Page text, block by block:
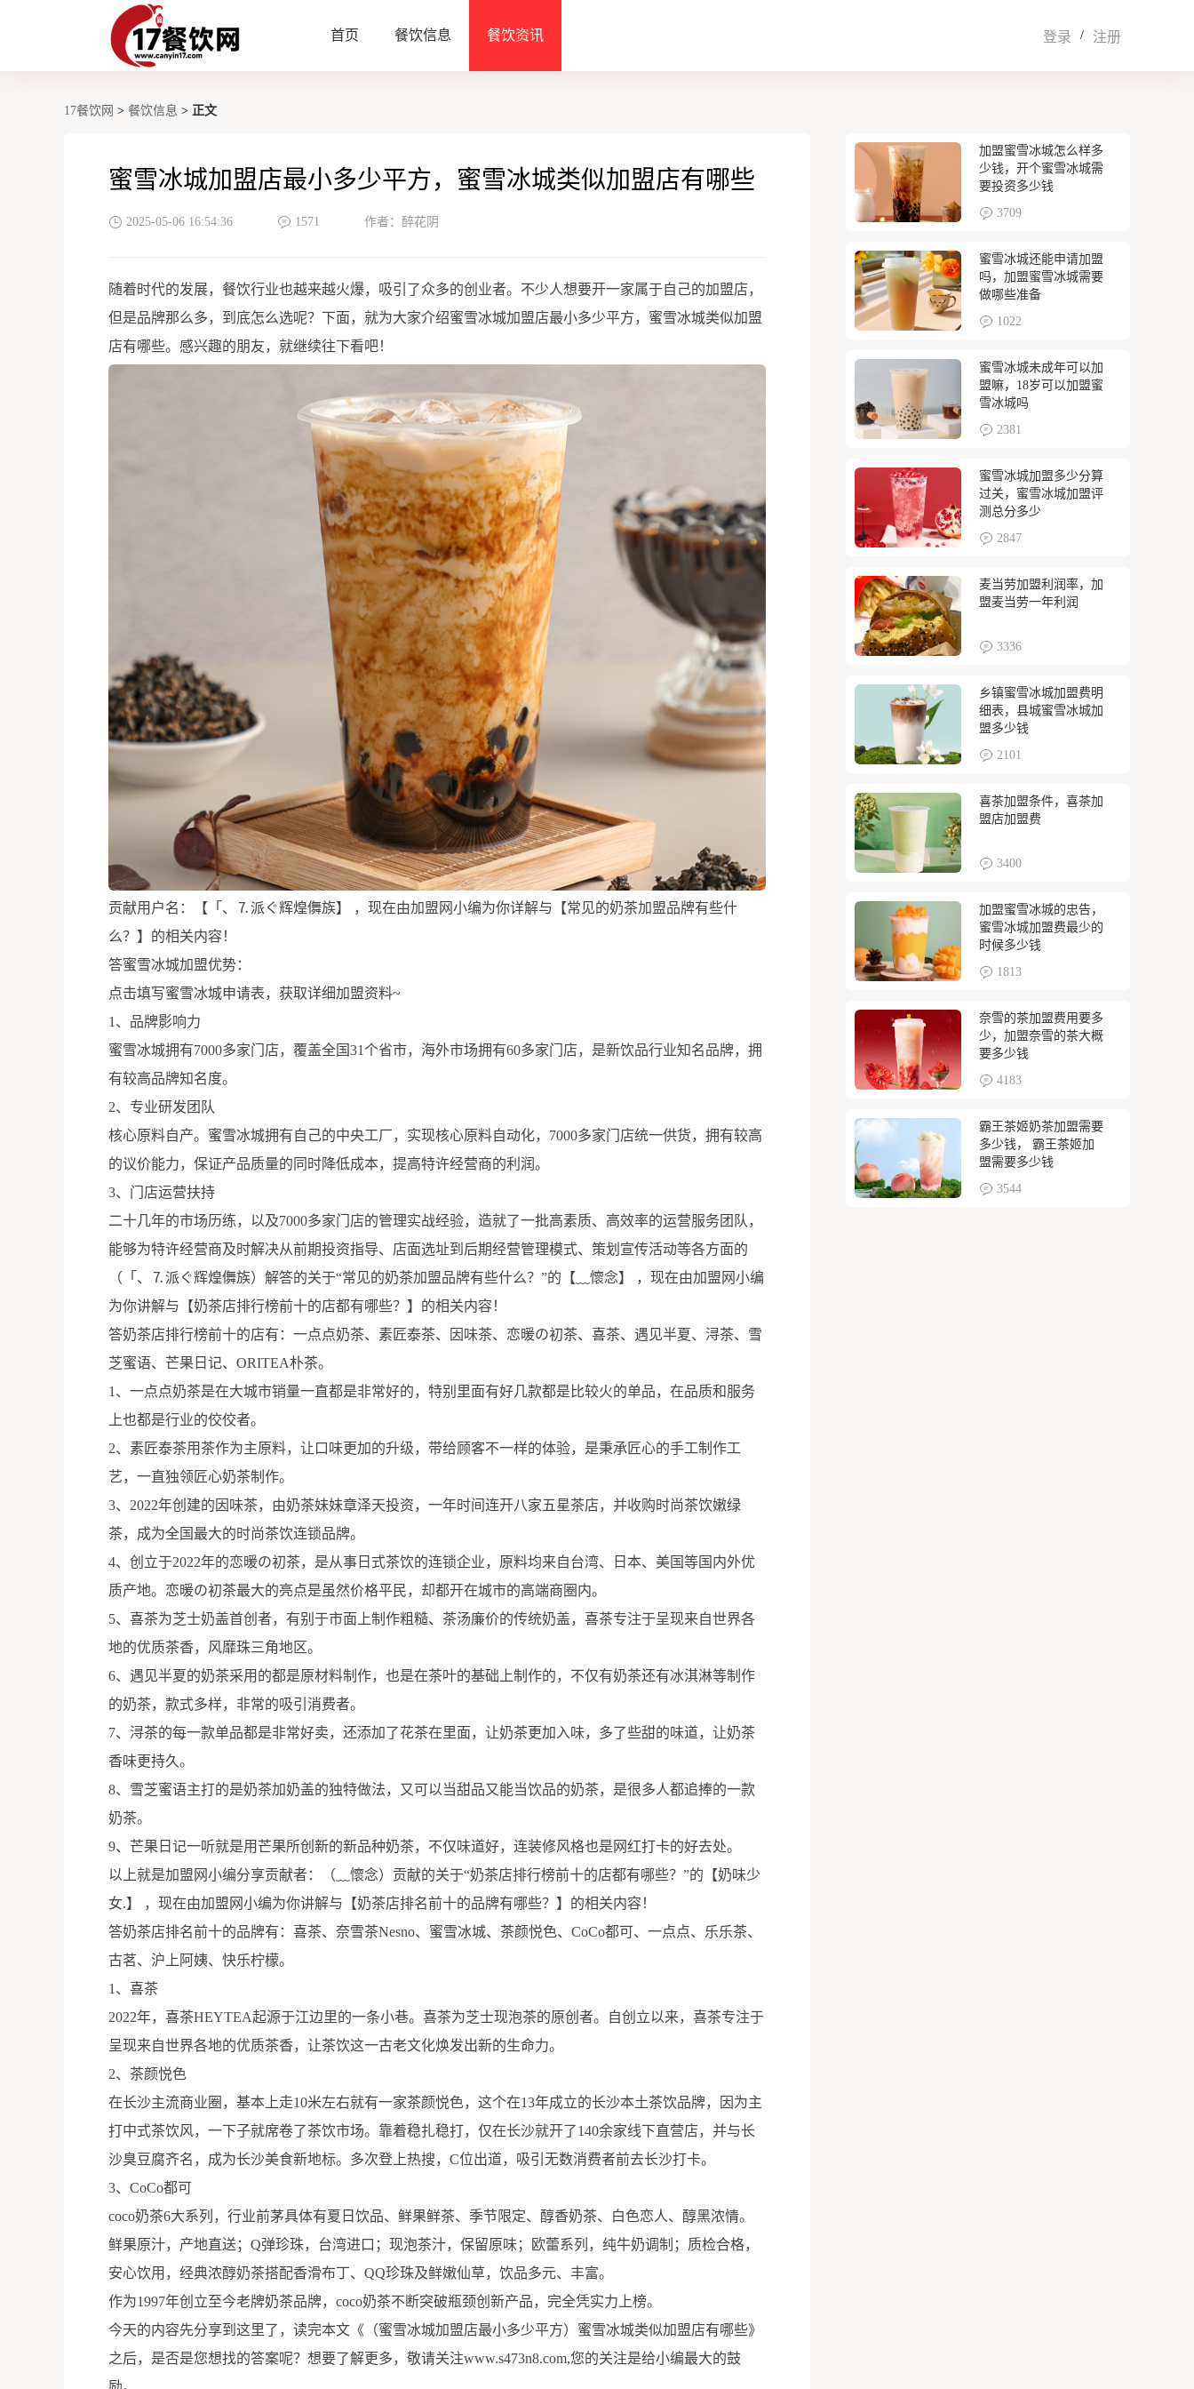
首页 餐饮信息 餐饮资讯 登录 / 注册
17餐饮网 > 餐饮信息 > 正文
蜜雪冰城加盟店最小多少平方，蜜雪冰城类似加盟店有哪些
2025-05-06 16:54:36 1571 作者：醉花阴
随着时代的发展，餐饮行业也越来越火爆，吸引了众多的创业者。不少人想要开一家属于自己的加盟店，
但是品牌那么多，到底怎么选呢？下面，就为大家介绍蜜雪冰城加盟店最小多少平方，蜜雪冰城类似加盟
店有哪些。感兴趣的朋友，就继续往下看吧！
贡献用户名：【「、⒎派ぐ辉煌儛族】 ，现在由加盟网小编为你详解与【常见的奶茶加盟品牌有些什
么？】的相关内容！
答蜜雪冰城加盟优势：
点击填写蜜雪冰城申请表，获取详细加盟资料~
1、品牌影响力
蜜雪冰城拥有7000多家门店，覆盖全国31个省市，海外市场拥有60多家门店，是新饮品行业知名品牌，拥
有较高品牌知名度。
2、专业研发团队
核心原料自产。蜜雪冰城拥有自己的中央工厂，实现核心原料自动化，7000多家门店统一供货，拥有较高
的议价能力，保证产品质量的同时降低成本，提高特许经营商的利润。
3、门店运营扶持
二十几年的市场历练，以及7000多家门店的管理实战经验，造就了一批高素质、高效率的运营服务团队，
能够为特许经营商及时解决从前期投资指导、店面选址到后期经营管理模式、策划宣传活动等各方面的
（「、⒎派ぐ辉煌儛族）解答的关于“常见的奶茶加盟品牌有些什么？”的【﹏懷念】 ，现在由加盟网小编
为你讲解与【奶茶店排行榜前十的店都有哪些？】的相关内容！
答奶茶店排行榜前十的店有：一点点奶茶、素匠泰茶、因味茶、恋暖の初茶、喜茶、遇见半夏、浔茶、雪
芝蜜语、芒果日记、ORITEA朴茶。
1、一点点奶茶是在大城市销量一直都是非常好的，特别里面有好几款都是比较火的单品，在品质和服务
上也都是行业的佼佼者。
2、素匠泰茶用茶作为主原料，让口味更加的升级，带给顾客不一样的体验，是秉承匠心的手工制作工
艺，一直独领匠心奶茶制作。
3、2022年创建的因味茶，由奶茶妹妹章泽天投资，一年时间连开八家五星茶店，并收购时尚茶饮嫩绿
茶，成为全国最大的时尚茶饮连锁品牌。
4、创立于2022年的恋暖の初茶，是从事日式茶饮的连锁企业，原料均来自台湾、日本、美国等国内外优
质产地。恋暖の初茶最大的亮点是虽然价格平民，却都开在城市的高端商圈内。
5、喜茶为芝士奶盖首创者，有别于市面上制作粗糙、茶汤廉价的传统奶盖，喜茶专注于呈现来自世界各
地的优质茶香，风靡珠三角地区。
6、遇见半夏的奶茶采用的都是原材料制作，也是在茶叶的基础上制作的，不仅有奶茶还有冰淇淋等制作
的奶茶，款式多样，非常的吸引消费者。
7、浔茶的每一款单品都是非常好卖，还添加了花茶在里面，让奶茶更加入味，多了些甜的味道，让奶茶
香味更持久。
8、雪芝蜜语主打的是奶茶加奶盖的独特做法，又可以当甜品又能当饮品的奶茶，是很多人都追捧的一款
奶茶。
9、芒果日记一听就是用芒果所创新的新品种奶茶，不仅味道好，连装修风格也是网红打卡的好去处。
以上就是加盟网小编分享贡献者：（﹏懷念）贡献的关于“奶茶店排行榜前十的店都有哪些？”的【奶味少
女.】 ，现在由加盟网小编为你讲解与【奶茶店排名前十的品牌有哪些？】的相关内容！
答奶茶店排名前十的品牌有：喜茶、奈雪茶Nesno、蜜雪冰城、茶颜悦色、CoCo都可、一点点、乐乐茶、
古茗、沪上阿姨、快乐柠檬。
1、喜茶
2022年，喜茶HEYTEA起源于江边里的一条小巷。喜茶为芝士现泡茶的原创者。自创立以来，喜茶专注于
呈现来自世界各地的优质茶香，让茶饮这一古老文化焕发出新的生命力。
2、茶颜悦色
在长沙主流商业圈，基本上走10米左右就有一家茶颜悦色，这个在13年成立的长沙本土茶饮品牌，因为主
打中式茶饮风，一下子就席卷了茶饮市场。靠着稳扎稳打，仅在长沙就开了140余家线下直营店，并与长
沙臭豆腐齐名，成为长沙美食新地标。多次登上热搜，C位出道，吸引无数消费者前去长沙打卡。
3、CoCo都可
coco奶茶6大系列，行业前茅具体有夏日饮品、鲜果鲜茶、季节限定、醇香奶茶、白色恋人、醇黑浓情。
鲜果原汁，产地直送；Q弹珍珠，台湾进口；现泡茶汁，保留原味；欧蕾系列，纯牛奶调制；质检合格，
安心饮用，经典浓醇奶茶搭配香滑布丁、QQ珍珠及鲜嫩仙草，饮品多元、丰富。
作为1997年创立至今老牌奶茶品牌，coco奶茶不断突破瓶颈创新产品，完全凭实力上榜。
今天的内容先分享到这里了，读完本文《（蜜雪冰城加盟店最小多少平方）蜜雪冰城类似加盟店有哪些》
之后，是否是您想找的答案呢？想要了解更多，敬请关注www.s473n8.com,您的关注是给小编最大的鼓
加盟蜜雪冰城怎么样多
少钱，开个蜜雪冰城需
要投资多少钱
3709
蜜雪冰城还能申请加盟
吗，加盟蜜雪冰城需要
做哪些准备
1022
蜜雪冰城未成年可以加
盟嘛，18岁可以加盟蜜
雪冰城吗
2381
蜜雪冰城加盟多少分算
过关，蜜雪冰城加盟评
测总分多少
2847
麦当劳加盟利润率，加
盟麦当劳一年利润
3336
乡镇蜜雪冰城加盟费明
细表，县城蜜雪冰城加
盟多少钱
2101
喜茶加盟条件，喜茶加
盟店加盟费
3400
加盟蜜雪冰城的忠告，
蜜雪冰城加盟费最少的
时候多少钱
1813
奈雪的茶加盟费用要多
少，加盟奈雪的茶大概
要多少钱
4183
霸王茶姬奶茶加盟需要
多少钱， 霸王茶姬加
盟需要多少钱
3544